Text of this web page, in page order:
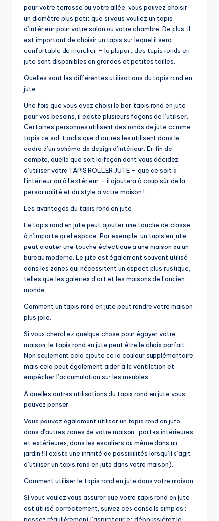
pour votre terrasse ou votre allée, vous pouvez choisir
un diamètre plus petit que si vous vouliez un tapis
d’intérieur pour votre salon ou votre chambre. De plus, il
est important de choisir un tapis sur lequel il sera
confortable de marcher – la plupart des tapis ronds en
jute sont disponibles en grandes et petites tailles.
Quelles sont les différentes utilisations du tapis rond en
jute.
Une fois que vous avez choisi le bon tapis rond en jute
pour vos besoins, il existe plusieurs façons de l’utiliser.
Certaines personnes utilisent des ronds de jute comme
tapis de sol, tandis que d’autres les utilisent dans le
cadre d’un schéma de design d’intérieur. En fin de
compte, quelle que soit la façon dont vous décidez
d’utiliser votre TAPIS ROLLER JUTE – que ce soit à
l’intérieur ou à l’extérieur – il ajoutera à coup sûr de la
personnalité et du style à votre maison !
Les avantages du tapis rond en jute.
Le tapis rond en jute peut ajouter une touche de classe
à n’importe quel espace. Par exemple, un tapis en jute
peut ajouter une touche éclectique à une maison ou un
bureau moderne. Le jute est également souvent utilisé
dans les zones qui nécessitent un aspect plus rustique,
telles que les galeries d’art et les maisons de l’ancien
monde.
Comment un tapis rond en jute peut rendre votre maison
plus jolie.
Si vous cherchez quelque chose pour égayer votre
maison, le tapis rond en jute peut être le choix parfait.
Non seulement cela ajoute de la couleur supplémentaire,
mais cela peut également aider à la ventilation et
empêcher l’accumulation sur les meubles.
À quelles autres utilisations du tapis rond en jute vous
pouvez penser.
Vous pouvez également utiliser un tapis rond en jute
dans d’autres zones de votre maison : portes intérieures
et extérieures, dans les escaliers ou même dans un
jardin ! Il existe une infinité de possibilités lorsqu’il s’agit
d’utiliser un tapis rond en jute dans votre maison).
Comment utiliser le tapis rond en jute dans votre maison.
Si vous voulez vous assurer que votre tapis rond en jute
est utilisé correctement, suivez ces conseils simples : ·
passez régulièrement l’aspirateur et dépoussiérez le